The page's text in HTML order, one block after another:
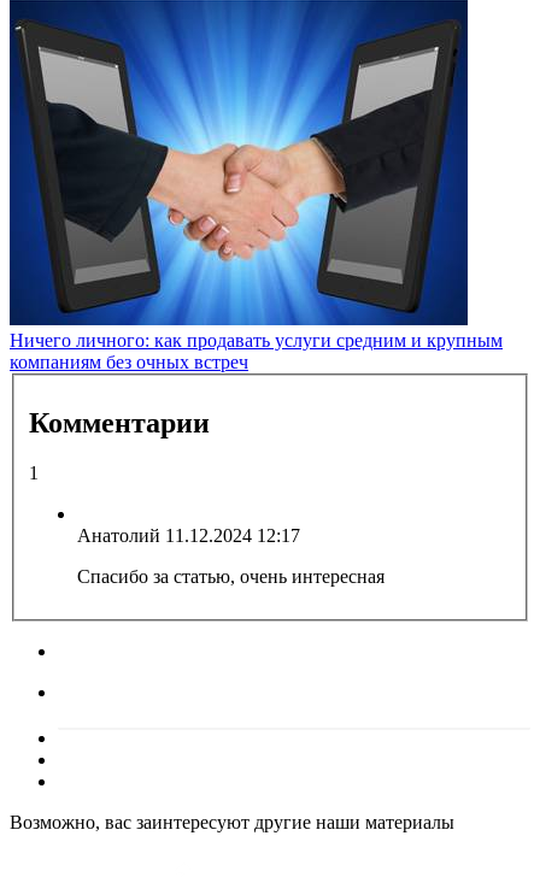
Ничего личного: как продавать услуги средним и крупным
компаниям без очных встреч
Комментарии
1
Анатолий 11.12.2024 12:17
Спасибо за статью, очень интересная
Возможно, вас заинтересуют другие наши материалы